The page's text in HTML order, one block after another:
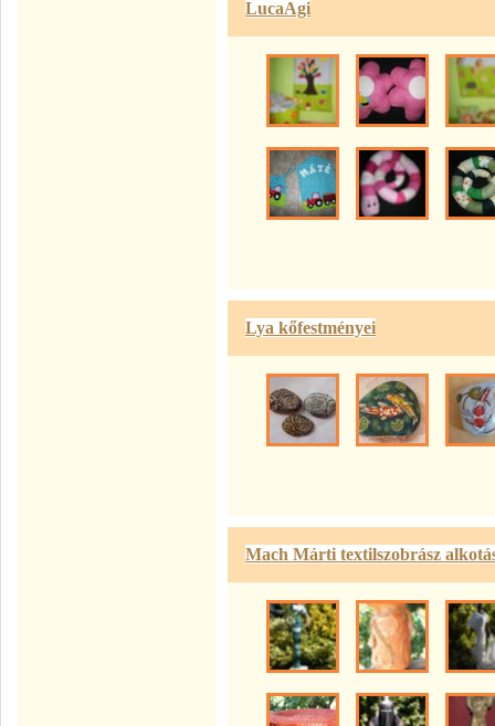
LucaAgi
Lya kőfestményei
Mach Márti textilszobrász